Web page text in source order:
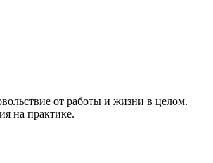
от работы и жизни в целом.
на практике.